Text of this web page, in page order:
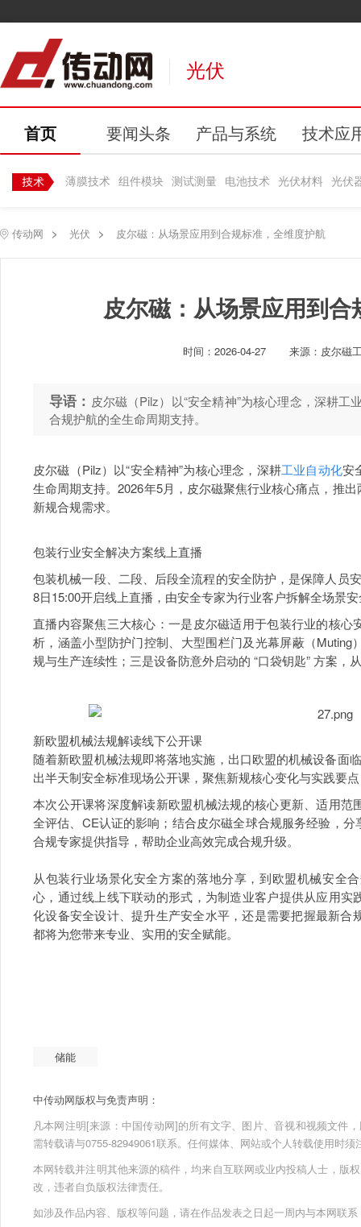
光伏
首页 要闻头条 产品与系统 技术应
薄膜技术 组件模块 测试测量 电池技术 光伏材料 光伏
传动网 > 光伏 > 皮尔磁：从场景应用到合规标准，全维度护航
皮尔磁：从场景应用到
时间： 2026-04-27 来源：皮尔磁
导语： 皮尔磁（Pilz）以“安全精神”为核心理念，深耕
合规护航的全生命周期支持。
皮尔磁（Pilz）以“安全精神”为核心理念，深耕工业自动化安
生命周期支持。2026年5月，皮尔磁聚焦行业核心痛点，推
新规合规需求。
包装行业安全解决方案线上直播
包装机械一段、二段、后段全流程的安全防护，是保障人员
8日15:00开启线上直播，由安全专家为行业客户拆解全场景
直播内容聚焦三大核心：一是皮尔磁适用于包装行业的核
析，涵盖小型防护门控制、大型围栏门及光幕屏蔽（
规与生产连续性；三是设备防意外启动的 “口袋钥匙” 方案，
新欧盟机械法规解读线下公开课
随着新欧盟机械法规即将落地实施，出口欧盟的机械设备面
出半天制安全标准现场公开课，聚焦新规核心变化与实践要
本次公开课将深度解读新欧盟机械法规的核心更新、适用
全评估、CE认证的影响；结合皮尔磁全球合规服务经验，
合规专家提供指导，帮助企业高效完成合规升级。
从包装行业场景化安全方案的落地分享，到欧盟机械安全
心，通过线上线下联动的形式，为制造业客户提供从应用
化设备安全设计、提升生产安全水平，还是需要把握最新
都将为您带来专业、实用的安全赋能。
储能
中传动网版权与免责声明：
凡本网注明[来源：中国传动网]的所有文字、图片、音视和视频文件
需转载请与0755-82949061联系。任何媒体、网站或个人转载使用时
本网转载并注明其他来源的稿件，均来自互联网或业内投稿人士，版
改，违者自负版权法律责任。
如涉及作品内容、版权等问题，请在作品发表之日起一周内与本网联